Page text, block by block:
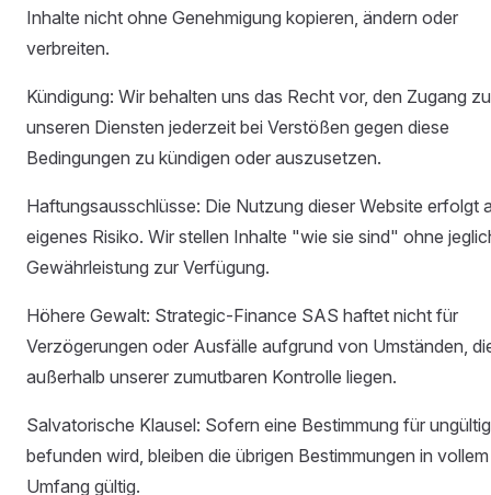
Inhalte nicht ohne Genehmigung kopieren, ändern oder
verbreiten.
Kündigung: Wir behalten uns das Recht vor, den Zugang zu
unseren Diensten jederzeit bei Verstößen gegen diese
Bedingungen zu kündigen oder auszusetzen.
Haftungsausschlüsse: Die Nutzung dieser Website erfolgt
eigenes Risiko. Wir stellen Inhalte "wie sie sind" ohne
Gewährleistung zur Verfügung.
Höhere Gewalt: Strategic-Finance SAS haftet nicht für
Verzögerungen oder Ausfälle aufgrund von Umständen,
außerhalb unserer zumutbaren Kontrolle liegen.
Salvatorische Klausel: Sofern eine Bestimmung für ungültig
befunden wird, bleiben die übrigen Bestimmungen in vollem
Umfang gültig.